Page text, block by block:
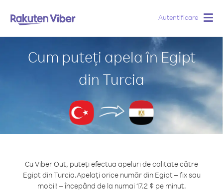
Autentificare
Cum puteți apela în Egipt
din Turcia
Cu Viber Out, puteți efectua apeluri de calitate către
Egipt din Turcia.Apelați orice număr din Egipt – fix sau
mobil! – începând de la numai 17.2 ¢ pe minut.